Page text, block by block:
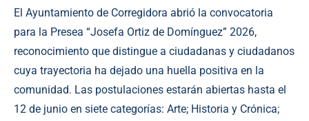
El Ayuntamiento de Corregidora abrió la convocatoria
para la Presea “Josefa Ortiz de Domínguez” 2026,
reconocimiento que distingue a ciudadanas y ciudadanos
cuya trayectoria ha dejado una huella positiva en la
comunidad. Las postulaciones estarán abiertas hasta el
12 de junio en siete categorías: Arte; Historia y Crónica;